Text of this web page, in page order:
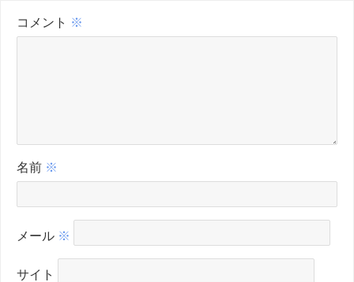
コメント ※
名前 ※
メール ※
サイト